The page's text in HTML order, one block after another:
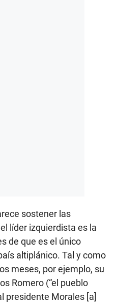
sostener las
líder izquierdista es la
de que es el único
altiplánico. Tal y como
meses, por ejemplo, su
Romero (“el pueblo
presidente Morales [a]